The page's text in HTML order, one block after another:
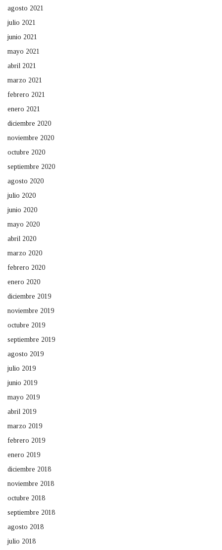
agosto 2021
julio 2021
junio 2021
mayo 2021
abril 2021
marzo 2021
febrero 2021
enero 2021
diciembre 2020
noviembre 2020
octubre 2020
septiembre 2020
agosto 2020
julio 2020
junio 2020
mayo 2020
abril 2020
marzo 2020
febrero 2020
enero 2020
diciembre 2019
noviembre 2019
octubre 2019
septiembre 2019
agosto 2019
julio 2019
junio 2019
mayo 2019
abril 2019
marzo 2019
febrero 2019
enero 2019
diciembre 2018
noviembre 2018
octubre 2018
septiembre 2018
agosto 2018
julio 2018